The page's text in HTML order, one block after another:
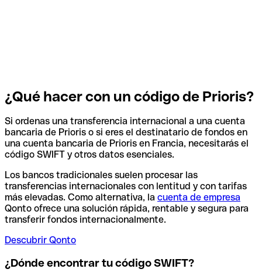
¿Qué hacer con un código de Prioris?
Si ordenas una transferencia internacional a una cuenta
bancaria de Prioris o si eres el destinatario de fondos en
una cuenta bancaria de Prioris en Francia, necesitarás el
código SWIFT y otros datos esenciales.
Los bancos tradicionales suelen procesar las
transferencias internacionales con lentitud y con tarifas
más elevadas. Como alternativa, la cuenta de empresa
Qonto ofrece una solución rápida, rentable y segura para
transferir fondos internacionalmente.
Descubrir Qonto
¿Dónde encontrar tu código SWIFT?